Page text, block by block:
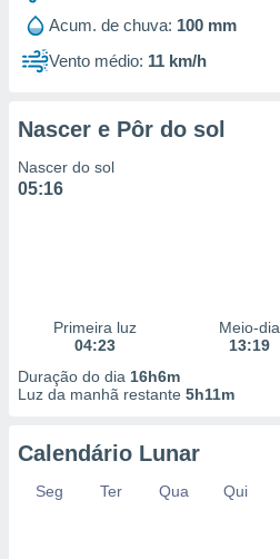
Acum. de chuva: 100 mm
Vento médio: 11 km/h
Nascer e Pôr do sol
Nascer do sol
05:16
Primeira luz
04:23
Meio-dia
13:19
Duração do dia 16h6m
Luz da manhã restante 5h11m
Calendário Lunar
Seg Ter Qua Qui